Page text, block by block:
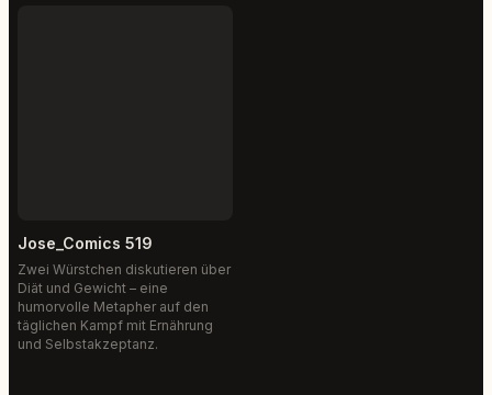
Jose_Comics 519
Zwei Würstchen diskutieren über
Diät und Gewicht – eine
humorvolle Metapher auf den
täglichen Kampf mit Ernährung
und Selbstakzeptanz.